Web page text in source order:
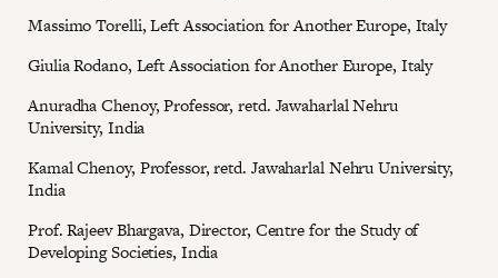
Massimo Torelli, Left Association for Another Europe, Italy
Giulia Rodano, Left Association for Another Europe, Italy
Anuradha Chenoy, Professor, retd. Jawaharlal Nehru
University, India
Kamal Chenoy, Professor, retd. Jawaharlal Nehru University,
India
Prof. Rajeev Bhargava, Director, Centre for the Study of
Developing Societies, India